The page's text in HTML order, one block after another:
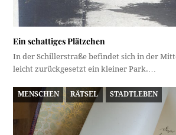
Ein schattiges Plätzchen
In der Schillerstraße befindet sich in der
leicht zurückgesetzt ein kleiner Park.…
MENSCHEN RÄTSEL STADTLEBEN